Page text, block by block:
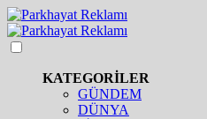
KATEGORİLER
GÜNDEM
DÜNYA